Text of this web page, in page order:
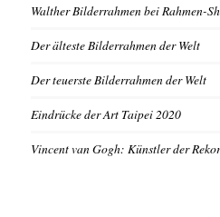
Walther Bilderrahmen bei Rahmen-
Der älteste Bilderrahmen der Welt
Der teuerste Bilderrahmen der Welt
Eindrücke der Art Taipei 2020
Vincent van Gogh: Künstler der